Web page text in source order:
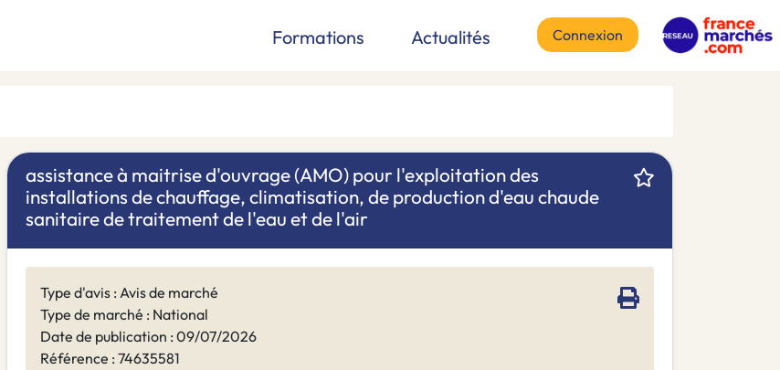
Formations Actualités Connexion
assistance à maitrise d'ouvrage (AMO) pour l'exploitation des
installations de chauffage, climatisation, de production d'eau chaude
sanitaire de traitement de l'eau et de l'air
Type d'avis : Avis de marché
Type de marché : National
Date de publication : 09/07/2026
Référence : 74635581